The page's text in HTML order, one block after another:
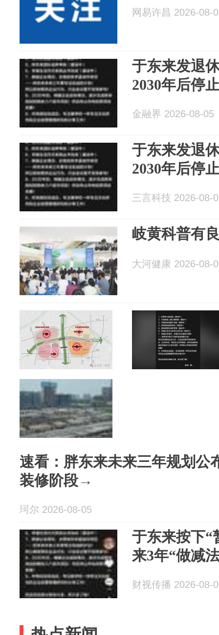
网易许昌 2026-08-
于东来发退
2030年后停
金融界 2026-08-05
于东来发退
2030年后停
三言科技 2026-08-
岐黄科普有
大河健康 2026-08-
速看：胖东来未来三年规划公
装修阶段→
珂尔 2026-08-05
于东来按下“
来3年“做减
财视传播 2026-08-